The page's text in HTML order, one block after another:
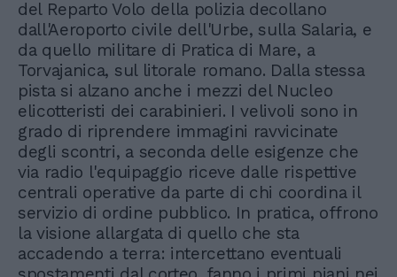
del Reparto Volo della polizia decollano
dall'Aeroporto civile dell'Urbe, sulla Salaria, e
da quello militare di Pratica di Mare, a
Torvajanica, sul litorale romano. Dalla stessa
pista si alzano anche i mezzi del Nucleo
elicotteristi dei carabinieri. I velivoli sono in
grado di riprendere immagini ravvicinate
degli scontri, a seconda delle esigenze che
via radio l'equipaggio riceve dalle rispettive
centrali operative da parte di chi coordina il
servizio di ordine pubblico. In pratica, offrono
la visione allargata di quello che sta
accadendo a terra: intercettano eventuali